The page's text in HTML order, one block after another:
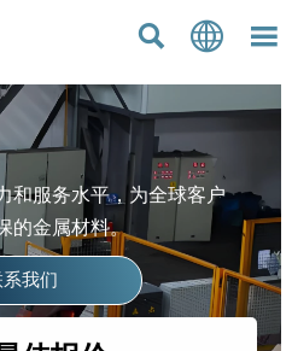
  
和服务水平，为全球客户
的金属材料。
系我们